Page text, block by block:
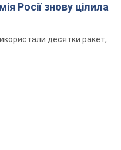
Росії знову цілила
десятки ракет,